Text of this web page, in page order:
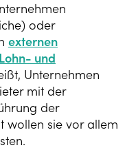
oder
externen
Lohn- und
Unternehmen
mit der
der
wollen sie vor allem